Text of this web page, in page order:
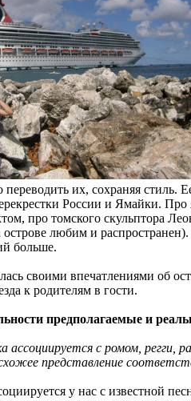
переводить их, сохраняя стиль.
России и Ямайки.
про томского скульптора
острове любим и
больше.
своими впечатлениями об
к родителям в гости.
предполагаемые и
ассоциируется с ромом, регги,
представление
у нас с известной